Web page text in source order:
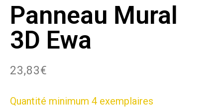
Panneau Mural
3D Ewa
23,83€
Quantité minimum 4 exemplaires